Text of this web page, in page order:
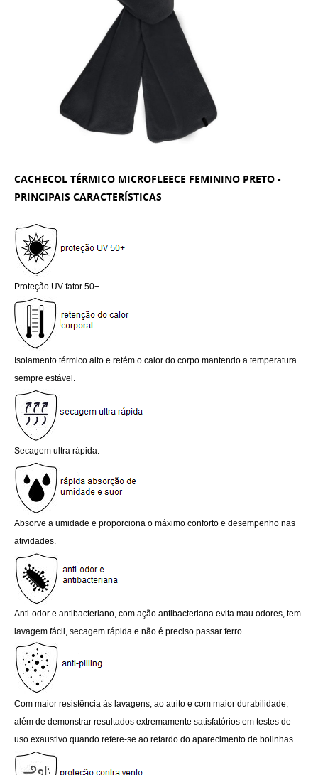
CACHECOL TÉRMICO MICROFLEECE FEMININO PRETO -
PRINCIPAIS CARACTERÍSTICAS
Proteção UV fator 50+.
Isolamento térmico alto e retém o calor do corpo mantendo a temperatura
sempre estável.
Secagem ultra rápida.
Absorve a umidade e proporciona o máximo conforto e desempenho nas
atividades.
Anti-odor e antibacteriano, com ação antibacteriana evita mau odores, tem
lavagem fácil, secagem rápida e não é preciso passar ferro.
Com maior resistência às lavagens, ao atrito e com maior durabilidade,
além de demonstrar resultados extremamente satisfatórios em testes de
uso exaustivo quando refere-se ao retardo do aparecimento de bolinhas.